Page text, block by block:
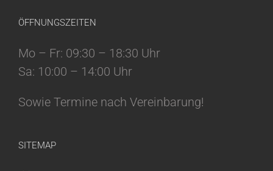
ÖFFNUNGSZEITEN
Mo – Fr: 09:30 – 18:30 Uhr
Sa: 10:00 – 14:00 Uhr
Sowie Termine nach Vereinbarung!
SITEMAP